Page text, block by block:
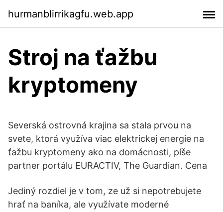
hurmanblirrikagfu.web.app
Stroj na ťažbu
kryptomeny
Severská ostrovná krajina sa stala prvou na
svete, ktorá využíva viac elektrickej energie na
ťažbu kryptomeny ako na domácnosti, píše
partner portálu EURACTIV, The Guardian. Cena
Jediný rozdiel je v tom, ze už si nepotrebujete
hrať na baníka, ale využívate moderné